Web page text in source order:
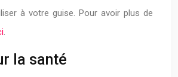
à votre guise. Pour avoir plus de
.
la santé